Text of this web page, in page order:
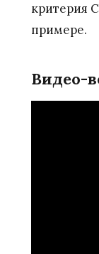
критерия
примере.
Видео-